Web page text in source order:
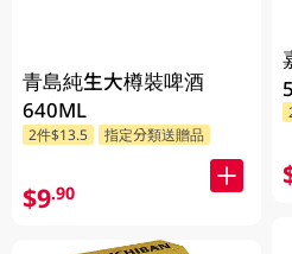
青島純生大樽裝啤酒
640ML
2件$13.5 指定分類送贈品
$9.90